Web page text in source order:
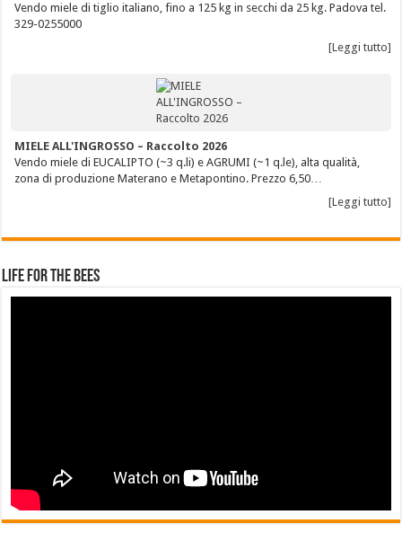
Vendo miele di tiglio italiano, fino a 125 kg in secchi da 25 kg. Padova tel.
329-0255000
[Leggi tutto]
MIELE ALL'INGROSSO – Raccolto 2026
Vendo miele di EUCALIPTO (~3 q.li) e AGRUMI (~1 q.le), alta qualità,
zona di produzione Materano e Metapontino. Prezzo 6,50…
[Leggi tutto]
Life for the Bees